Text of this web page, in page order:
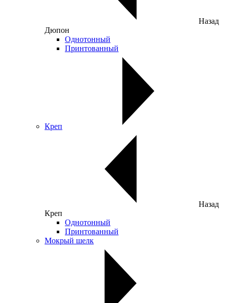
Назад
Дюпон
Однотонный
Принтованный
Креп
Назад
Креп
Однотонный
Принтованный
Мокрый шелк